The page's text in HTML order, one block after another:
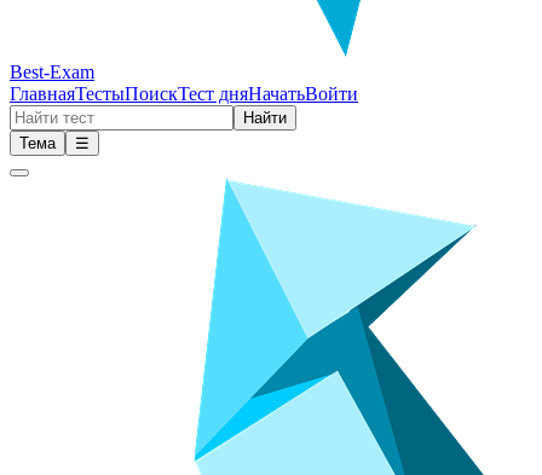
Best-Exam
ГлавнаяТестыПоискТест дняНачатьВойти
Найти
Тема
☰